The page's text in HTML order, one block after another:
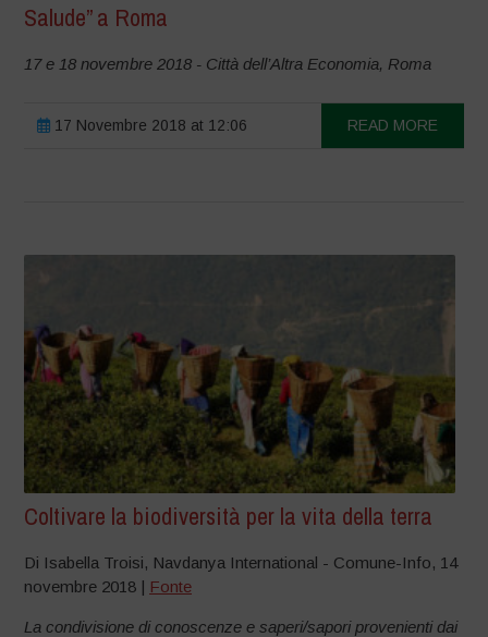
Salude” a Roma
17 e 18 novembre 2018 - Città dell’Altra Economia, Roma
17 Novembre 2018 at 12:06 READ MORE
Coltivare la biodiversità per la vita della terra
Di Isabella Troisi, Navdanya International - Comune-Info, 14
novembre 2018 | Fonte
La condivisione di conoscenze e saperi/sapori provenienti dai